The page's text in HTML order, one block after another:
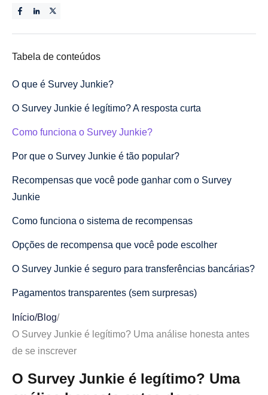
Tabela de conteúdos
O que é Survey Junkie?
O Survey Junkie é legítimo? A resposta curta
Como funciona o Survey Junkie?
Por que o Survey Junkie é tão popular?
Recompensas que você pode ganhar com o Survey
Junkie
Como funciona o sistema de recompensas
Opções de recompensa que você pode escolher
O Survey Junkie é seguro para transferências bancárias?
Pagamentos transparentes (sem surpresas)
Tipos de pesquisas que você pode fazer com o Survey
Junkie
O Survey Junkie é legítimo ou uma farsa?
Classificações da Trustpilot
Início/Blog/
O Survey Junkie é legítimo? Uma análise honesta antes
de se inscrever
O Survey Junkie é legítimo? Uma